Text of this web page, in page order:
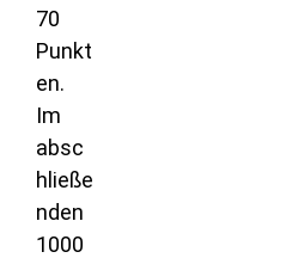
70
Punkt
en.
Im
absc
hließe
nden
1000